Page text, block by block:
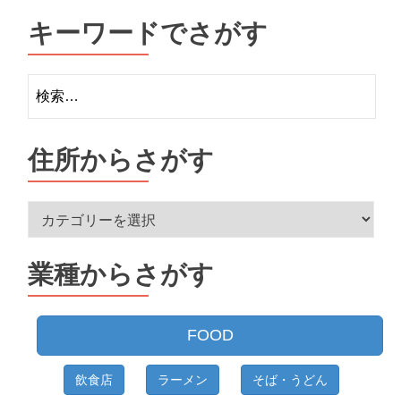
キーワードでさがす
索:
住所からさがす
ら
さ
が
業種からさがす
FOOD
飲食店 ラーメン そば・うどん